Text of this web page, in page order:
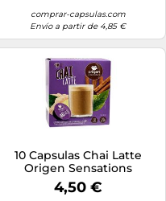
comprar-capsulas.com
Envío a partir de 4,85 €
10 Capsulas Chai Latte
Origen Sensations
4,50 €